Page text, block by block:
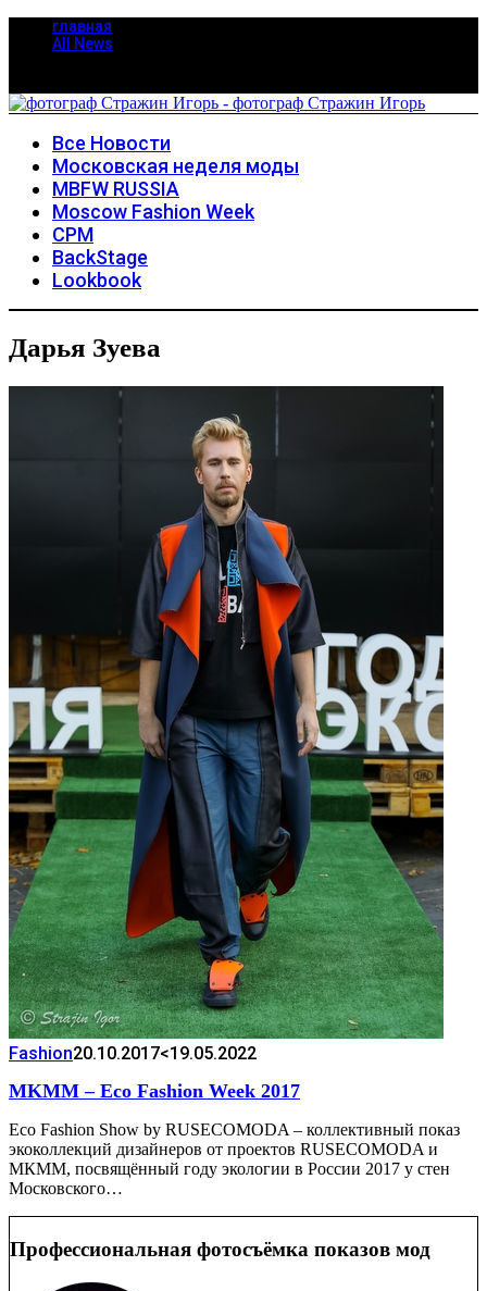
главная
All News
Все Новости
Московская неделя моды
MBFW RUSSIA
Moscow Fashion Week
CPM
BackStage
Lookbook
Дарья Зуева
Fashion20.10.2017<19.05.2022
MKMM – Eco Fashion Week 2017
Eco Fashion Show by RUSECOMODA – коллективный показ
экоколлекций дизайнеров от проектов RUSECOMODA и
МКММ, посвящённый году экологии в России 2017 у стен
Московского…
Профессиональная фотосъёмка показов мод